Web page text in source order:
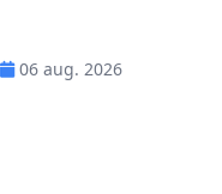
06 aug. 2026